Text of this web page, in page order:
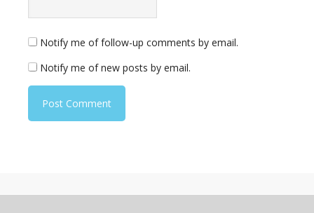
Notify me of follow-up comments by email.
Notify me of new posts by email.